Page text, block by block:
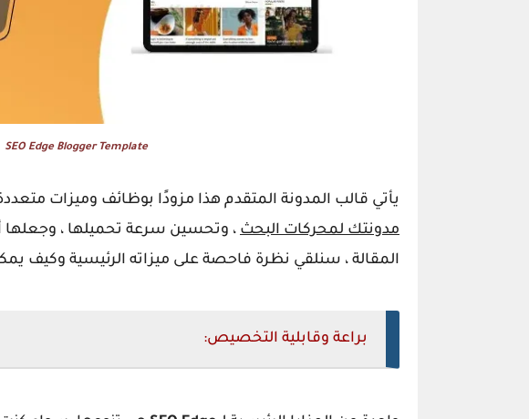
SEO Edge Blogger Template
يأتي قالب المدونة المتقدم هذا مزودًا بوظائف وميزات
مدونتك لمحركات البحث ، وتحسين سرعة تحميلها ، وجعلها
المقالة ، سنلقي نظرة فاحصة على ميزاته الرئيسية وكيف
براعة وقابلية التخصيص: